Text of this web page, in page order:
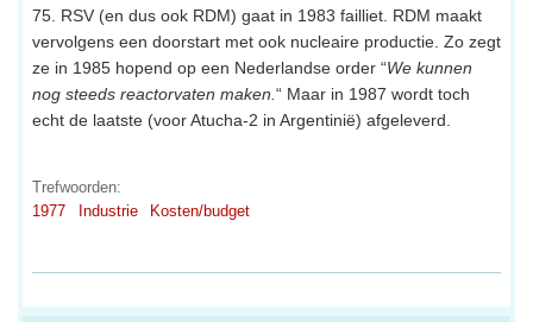
75. RSV (en dus ook RDM) gaat in 1983 failliet. RDM maakt
vervolgens een doorstart met ook nucleaire productie. Zo zegt
ze in 1985 hopend op een Nederlandse order “We kunnen
nog steeds reactorvaten maken. “ Maar in 1987 wordt toch
echt de laatste (voor Atucha-2 in Argentinië) afgeleverd.
Trefwoorden:
1977
Industrie Kosten/budget